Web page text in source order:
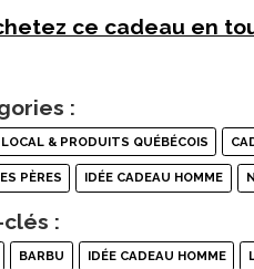
ce cadeau en
:
& PRODUITS QUÉBÉCOIS
PÈRES IDÉE CADEAU HOMME
:
BARBU IDÉE CADEAU HOMME